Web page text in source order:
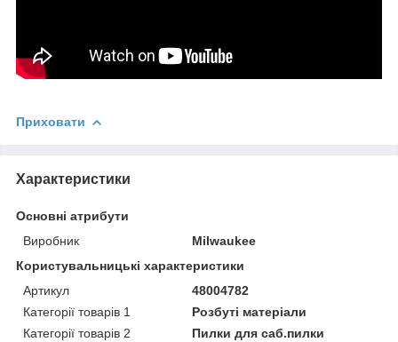
Приховати
Характеристики
Основні атрибути
Виробник
Milwaukee
Користувальницькі характеристики
Артикул
48004782
Категорії товарів 1
Розбуті матеріали
Категорії товарів 2
Пилки для саб.пилки